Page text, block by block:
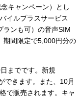
キャンペーン）とし
イルプラスサービス
ランも可）の音声SIM
期間限定で5,000円分の
までです。新規
できます。また、10月
で販売されます。キャ